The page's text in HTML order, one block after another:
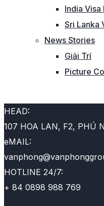
India Visa
Sri Lanka
News Stories
Giải Trí
Picture
HEAD:
107 HOA LAN, F2, PHÚ
eMAIL:
HOTLINE 24/7:
+ 84 0898 988 769